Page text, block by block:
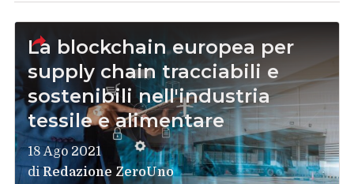
La blockchain europea per
supply chain tracciabili e
sostenibili nell'industria
tessile e alimentare
18 Ago 2021
diRedazione ZeroUno